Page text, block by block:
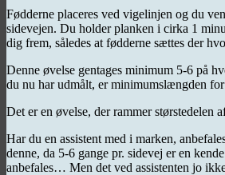
Fødderne placeres ved vigelinjen og du
sidevejen. Du holder planken i cirka 1
dig frem, således at fødderne sættes der
Denne øvelse gentages minimum 5-6 på
du nu har udmålt, er minimumslængden
Det er en øvelse, der rammer størstedelen
Har du en assistent med i marken,
denne, da 5-6 gange pr. sidevej er en
anbefales… Men det ved assistenten jo